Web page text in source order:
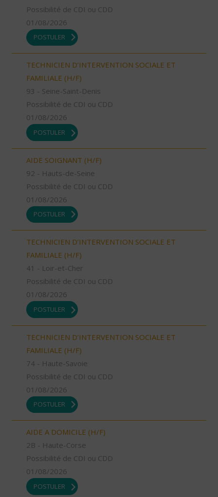
Possibilité de CDI ou CDD
01/08/2026
POSTULER
TECHNICIEN D’INTERVENTION SOCIALE ET
FAMILIALE (H/F)
93 - Seine-Saint-Denis
Possibilité de CDI ou CDD
01/08/2026
POSTULER
AIDE SOIGNANT (H/F)
92 - Hauts-de-Seine
Possibilité de CDI ou CDD
01/08/2026
POSTULER
TECHNICIEN D’INTERVENTION SOCIALE ET
FAMILIALE (H/F)
41 - Loir-et-Cher
Possibilité de CDI ou CDD
01/08/2026
POSTULER
TECHNICIEN D’INTERVENTION SOCIALE ET
FAMILIALE (H/F)
74 - Haute-Savoie
Possibilité de CDI ou CDD
01/08/2026
POSTULER
AIDE A DOMICILE (H/F)
2B - Haute-Corse
Possibilité de CDI ou CDD
01/08/2026
POSTULER